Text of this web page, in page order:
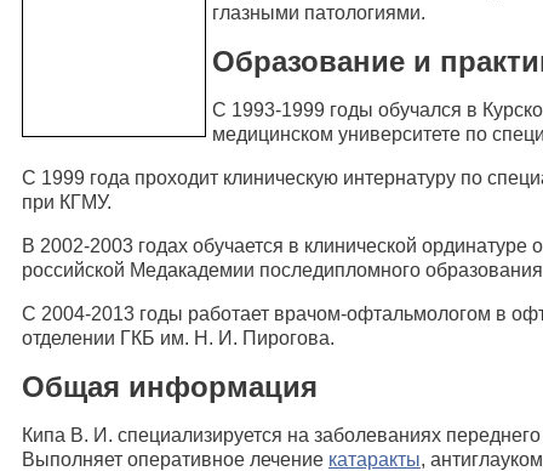
глазными патологиями.
Образование и
С 1993-1999 годы обучался в
медицинском университете по
С 1999 года проходит клиническую интернатуру по
при КГМУ.
В 2002-2003 годах обучается в клинической ординатуре
российской Медакадемии последипломного
С 2004-2013 годы работает врачом-офтальмологом в
отделении ГКБ им. Н. И. Пирогова.
Общая информация
Кипа В. И. специализируется на заболеваниях переднего
Выполняет оперативное лечение катаракты,